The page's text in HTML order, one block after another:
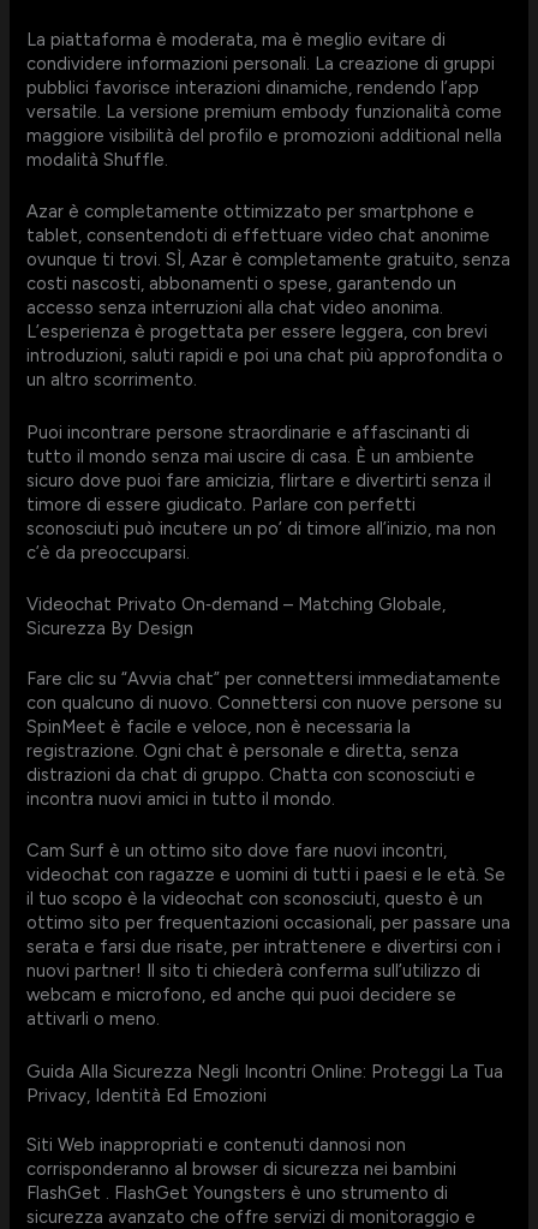
La piattaforma è moderata, ma è meglio evitare di
condividere informazioni personali. La creazione di gruppi
pubblici favorisce interazioni dinamiche, rendendo l’app
versatile. La versione premium embody funzionalità come
maggiore visibilità del profilo e promozioni additional nella
modalità Shuffle.
Azar è completamente ottimizzato per smartphone e
tablet, consentendoti di effettuare video chat anonime
ovunque ti trovi. SÌ, Azar è completamente gratuito, senza
costi nascosti, abbonamenti o spese, garantendo un
accesso senza interruzioni alla chat video anonima.
L’esperienza è progettata per essere leggera, con brevi
introduzioni, saluti rapidi e poi una chat più approfondita o
un altro scorrimento.
Puoi incontrare persone straordinarie e affascinanti di
tutto il mondo senza mai uscire di casa. È un ambiente
sicuro dove puoi fare amicizia, flirtare e divertirti senza il
timore di essere giudicato. Parlare con perfetti
sconosciuti può incutere un po’ di timore all’inizio, ma non
c’è da preoccuparsi.
Videochat Privato On‑demand – Matching Globale,
Sicurezza By Design
Fare clic su “Avvia chat” per connettersi immediatamente
con qualcuno di nuovo. Connettersi con nuove persone su
SpinMeet è facile e veloce, non è necessaria la
registrazione. Ogni chat è personale e diretta, senza
distrazioni da chat di gruppo. Chatta con sconosciuti e
incontra nuovi amici in tutto il mondo.
Cam Surf è un ottimo sito dove fare nuovi incontri,
videochat con ragazze e uomini di tutti i paesi e le età. Se
il tuo scopo è la videochat con sconosciuti, questo è un
ottimo sito per frequentazioni occasionali, per passare una
serata e farsi due risate, per intrattenere e divertirsi con i
nuovi partner! Il sito ti chiederà conferma sull’utilizzo di
webcam e microfono, ed anche qui puoi decidere se
attivarli o meno.
Guida Alla Sicurezza Negli Incontri Online: Proteggi La Tua
Privacy, Identità Ed Emozioni
Siti Web inappropriati e contenuti dannosi non
corrisponderanno al browser di sicurezza nei bambini
FlashGet . FlashGet Youngsters è uno strumento di
sicurezza avanzato che offre servizi di monitoraggio e